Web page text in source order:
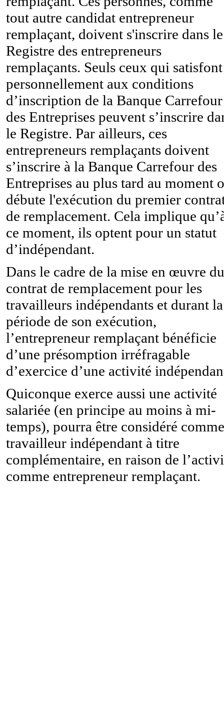
tout autre candidat entrepreneur
remplaçant, doivent s'inscrire dans le
Registre des entrepreneurs
remplaçants. Seuls ceux qui satisfont
personnellement aux conditions
d’inscription de la Banque Carrefour
des Entreprises peuvent s’inscrire
le Registre. Par ailleurs, ces
entrepreneurs remplaçants doivent
s’inscrire à la Banque Carrefour des
Entreprises au plus tard au moment
débute l'exécution du premier
de remplacement. Cela implique
ce moment, ils optent pour un statut
d’indépendant.
Dans le cadre de la mise en œuvre du
contrat de remplacement pour les
travailleurs indépendants et durant la
période de son exécution,
l’entrepreneur remplaçant bénéficie
d’une présomption irréfragable
d’exercice d’une activité
Quiconque exerce aussi une activité
salariée (en principe au moins à mi-
temps), pourra être considéré comme
travailleur indépendant à titre
complémentaire, en raison de
comme entrepreneur remplaçant.